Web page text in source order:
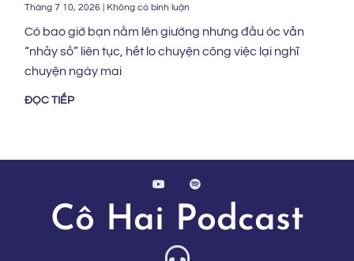
Tháng 7 10, 2026 Không có bình luận
Có bao giờ bạn nằm lên giường nhưng đầu óc vẫn
“nhảy số” liên tục, hết lo chuyện công việc lại nghĩ
chuyện ngày mai
ĐỌC TIẾP
Cô Hai Podcast